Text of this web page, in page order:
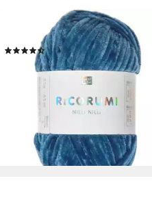
Ricorumi Nilli Nilli Häkelwolle, 65 m
(5)
(78,00 €/ 1 kg)
lieferbar - in 3-4 Werktagen bei dir
+25